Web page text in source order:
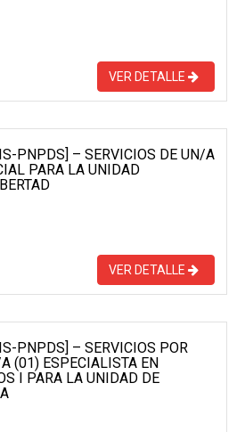
VER DETALLE
PNPDS] – SERVICIOS DE UN/A
PARA LA UNIDAD
VER DETALLE
PNPDS] – SERVICIOS POR
(01) ESPECIALISTA EN
I PARA LA UNIDAD DE